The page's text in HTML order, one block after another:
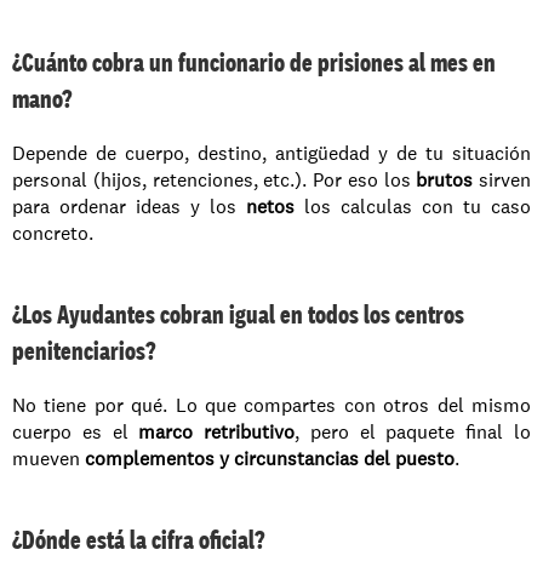
¿Cuánto cobra un funcionario de prisiones al mes en
mano?
Depende de cuerpo, destino, antigüedad y de tu situación
personal (hijos, retenciones, etc.). Por eso los brutos sirven
para ordenar ideas y los netos los calculas con tu caso
concreto.
¿Los Ayudantes cobran igual en todos los centros
penitenciarios?
No tiene por qué. Lo que compartes con otros del mismo
cuerpo es el marco retributivo, pero el paquete final lo
mueven complementos y circunstancias del puesto.
¿Dónde está la cifra oficial?